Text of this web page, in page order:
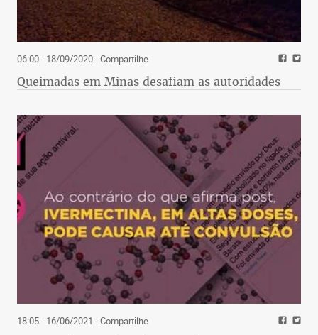
06:00 - 18/09/2020- Compartilhe
Queimadas em Minas desafiam as autoridades
18:05 - 16/06/2021 - Compartilhe